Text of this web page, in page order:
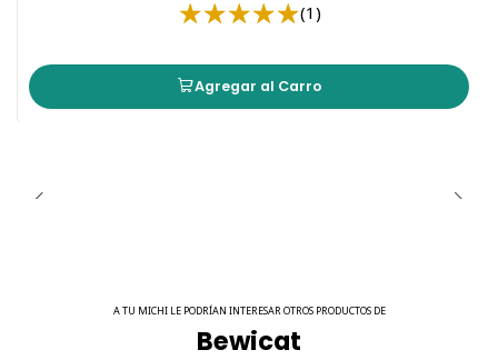
(1)
Agregar al Carro
A TU MICHI LE PODRÍAN INTERESAR OTROS PRODUCTOS DE
Bewicat